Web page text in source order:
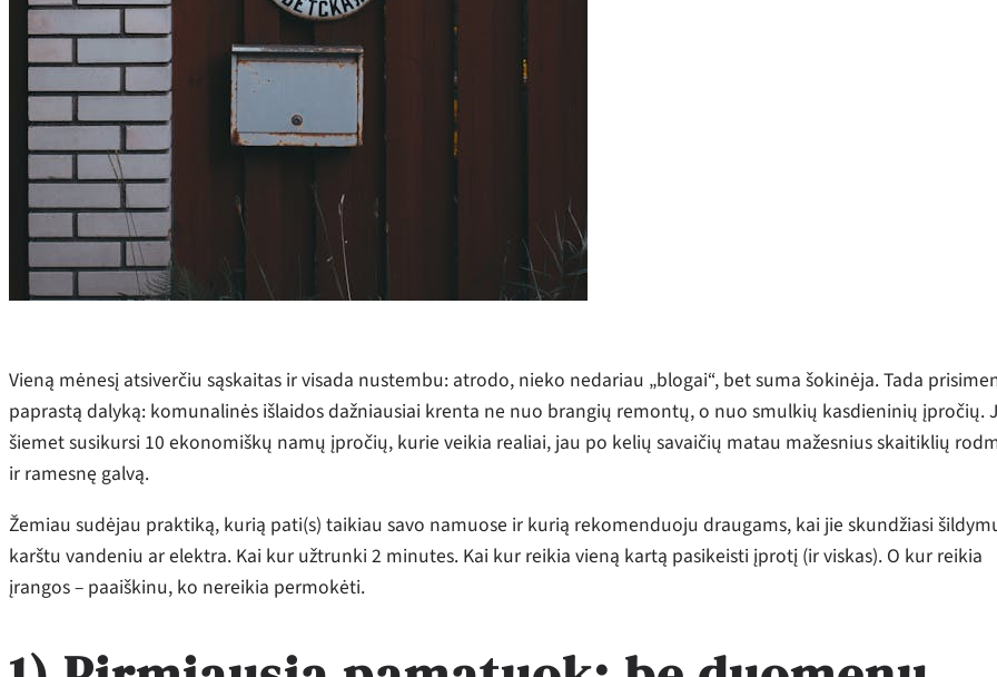
Vieną mėnesį atsiverčiu sąskaitas ir visada nustembu: atrodo, nieko nedariau „blogai“, bet suma šokinėja. Tada
paprastą dalyką: komunalinės išlaidos dažniausiai krenta ne nuo brangių remontų, o nuo smulkių kasdieninių įpročių.
šiemet susikursi 10 ekonomiškų namų įpročių, kurie veikia realiai, jau po kelių savaičių matau mažesnius skaitiklių
ir ramesnę galvą.
Žemiau sudėjau praktiką, kurią pati(s) taikiau savo namuose ir kurią rekomenduoju draugams, kai jie skundžiasi
karštu vandeniu ar elektra. Kai kur užtrunki 2 minutes. Kai kur reikia vieną kartą pasikeisti įprotį (ir viskas). O kur reikia
įrangos – paaiškinu, ko nereikia permokėti.